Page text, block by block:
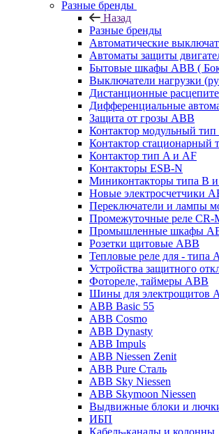
Разные бренды
Назад
Разные бренды
Автоматические
Автоматы защиты
Бытовые шкафы ABB (
Выключатели нагрузки
Дистанционные
Дифференциальные
Защита от грозы ABB
Контактор модульный тип
Контактор стационарный
Контактор тип A и AF
Контакторы ESB-N
Миниконтакторы типа B
Новые электросчетчики
Переключатели и лампы
Промежуточные реле CR-
Промышленные шкафы
Розетки щитовые ABB
Тепловые реле для - типа
Устройства защитного
Фотореле, таймеры ABB
Шины для электрощитов
ABB Basic 55
ABB Cosmo
ABB Dynasty
ABB Impuls
ABB Niessen Zenit
ABB Pure Сталь
ABB Sky Niessen
ABB Skymoon Niessen
Выдвижные блоки и
ИБП
Кабель-каналы и колонны